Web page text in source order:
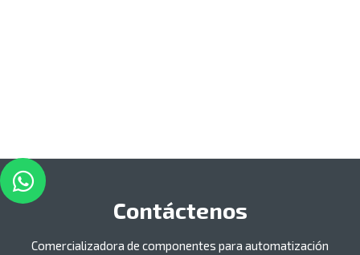
Contáctenos
Comercializadora de componentes para automatización